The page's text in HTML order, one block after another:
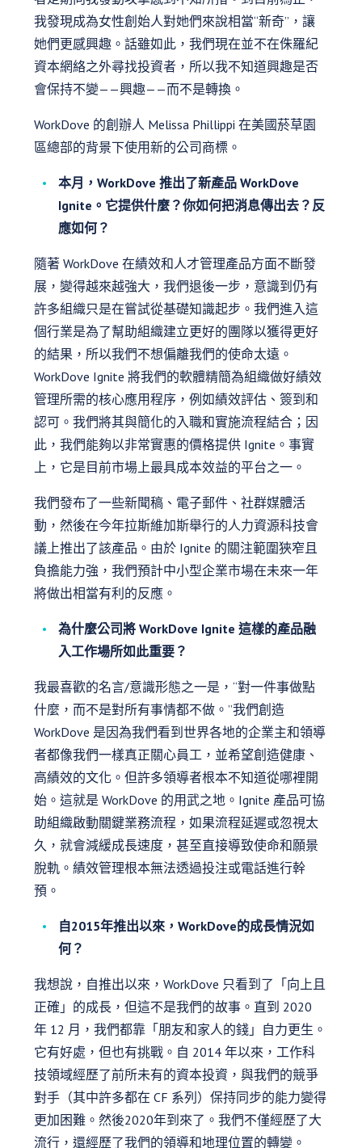
我發現成為女性創始人對她們來說相當“新奇”，讓
她們更感興趣。話雖如此，我們現在並不在侏羅紀
資本網絡之外尋找投資者，所以我不知道興趣是否
會保持不變——興趣——而不是轉換。
WorkDove 的創辦人 Melissa Phillippi 在美國菸草園
區總部的背景下使用新的公司商標。
本月，WorkDove 推出了新產品 WorkDove
Ignite。它提供什麼？你如何把消息傳出去？反
應如何？
隨著 WorkDove 在績效和人才管理產品方面不斷發
展，變得越來越強大，我們退後一步，意識到仍有
許多組織只是在嘗試從基礎知識起步。我們進入這
個行業是為了幫助組織建立更好的團隊以獲得更好
的結果，所以我們不想偏離我們的使命太遠。
WorkDove Ignite 將我們的軟體精簡為組織做好績效
管理所需的核心應用程序，例如績效評估、簽到和
認可。我們將其與簡化的入職和實施流程結合；因
此，我們能夠以非常實惠的價格提供 Ignite。事實
上，它是目前市場上最具成本效益的平台之一。
我們發布了一些新聞稿、電子郵件、社群媒體活
動，然後在今年拉斯維加斯舉行的人力資源科技會
議上推出了該產品。由於 Ignite 的關注範圍狹窄且
負擔能力強，我們預計中小型企業市場在未來一年
將做出相當有利的反應。
為什麼公司將 WorkDove Ignite 這樣的產品融
入工作場所如此重要？
我最喜歡的名言/意識形態之一是，“對一件事做點
什麼，而不是對所有事情都不做。”我們創造
WorkDove 是因為我們看到世界各地的企業主和領導
者都像我們一樣真正關心員工，並希望創造健康、
高績效的文化。但許多領導者根本不知道從哪裡開
始。這就是 WorkDove 的用武之地。Ignite 產品可協
助組織啟動關鍵業務流程，如果流程延遲或忽視太
久，就會減緩成長速度，甚至直接導致使命和願景
脫軌。績效管理根本無法透過投注或電話進行幹
預。
自2015年推出以來，WorkDove的成長情況如
何？
我想說，自推出以來，WorkDove 只看到了「向上且
正確」的成長，但這不是我們的故事。直到 2020
年 12 月，我們都靠「朋友和家人的錢」自力更生。
它有好處，但也有挑戰。自 2014 年以來，工作科
技領域經歷了前所未有的資本投資，與我們的競爭
對手（其中許多都在 CF 系列）保持同步的能力變得
更加困難。然後2020年到來了。我們不僅經歷了大
流行，還經歷了我們的領導和地理位置的轉變。